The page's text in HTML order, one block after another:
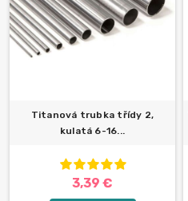
Titanová trubka třídy 2,
kulatá 6-16...
3,39 €